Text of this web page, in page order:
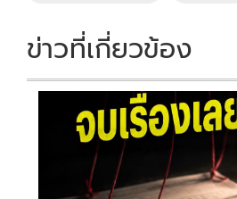
ข่าวที่เกี่ยวข้อง